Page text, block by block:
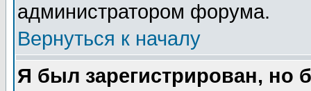
администратором форума.
Вернуться к началу
Я был зарегистрирован, но